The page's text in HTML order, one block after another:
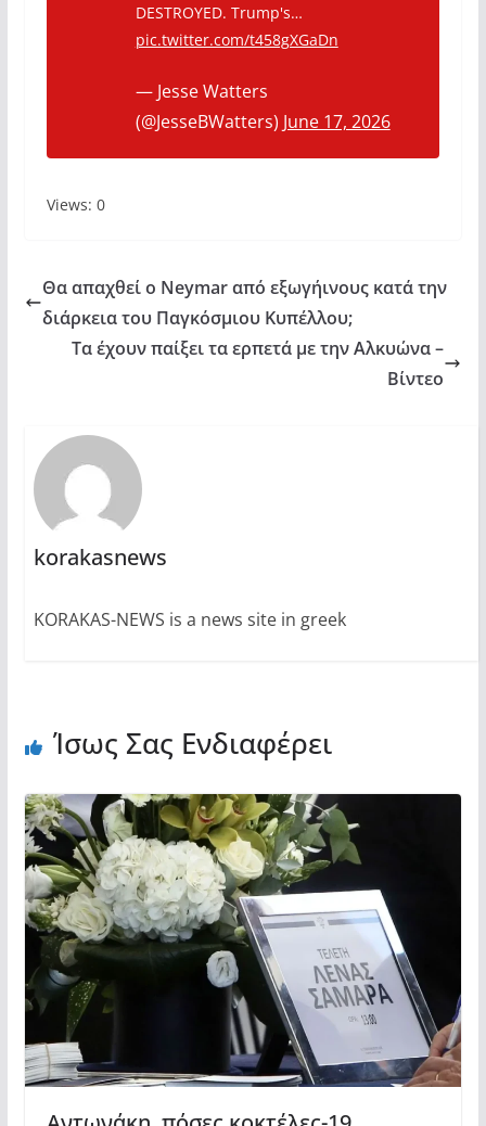
DESTROYED. Trump's…
pic.twitter.com/t458gXGaDn
— Jesse Watters
(@JesseBWatters) June 17, 2026
Views: 0
Θα απαχθεί ο Neymar από εξωγήινους κατά την
διάρκεια του Παγκόσμιου Κυπέλλου;
Τα έχουν παίξει τα ερπετά με την Αλκυώνα –
Βίντεο
korakasnews
KORAKAS-NEWS is a news site in greek
Ίσως Σας Ενδιαφέρει